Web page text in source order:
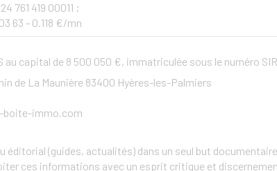
761 419 00011 ;
63 - 0.118 €/mn
au capital de 8 500 050 €, immatriculée sous le numéro
de La Maunière 83400 Hyères-les-Palmiers
boite-immo.com
éditorial (guides, actualités) dans un seul but
ces informations avec un esprit critique et